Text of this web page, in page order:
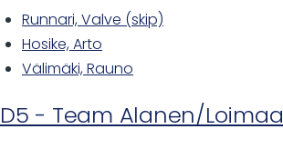
Runnari, Valve (skip)
Hosike, Arto
Välimäki, Rauno
D5 - Team Alanen/Loimaa